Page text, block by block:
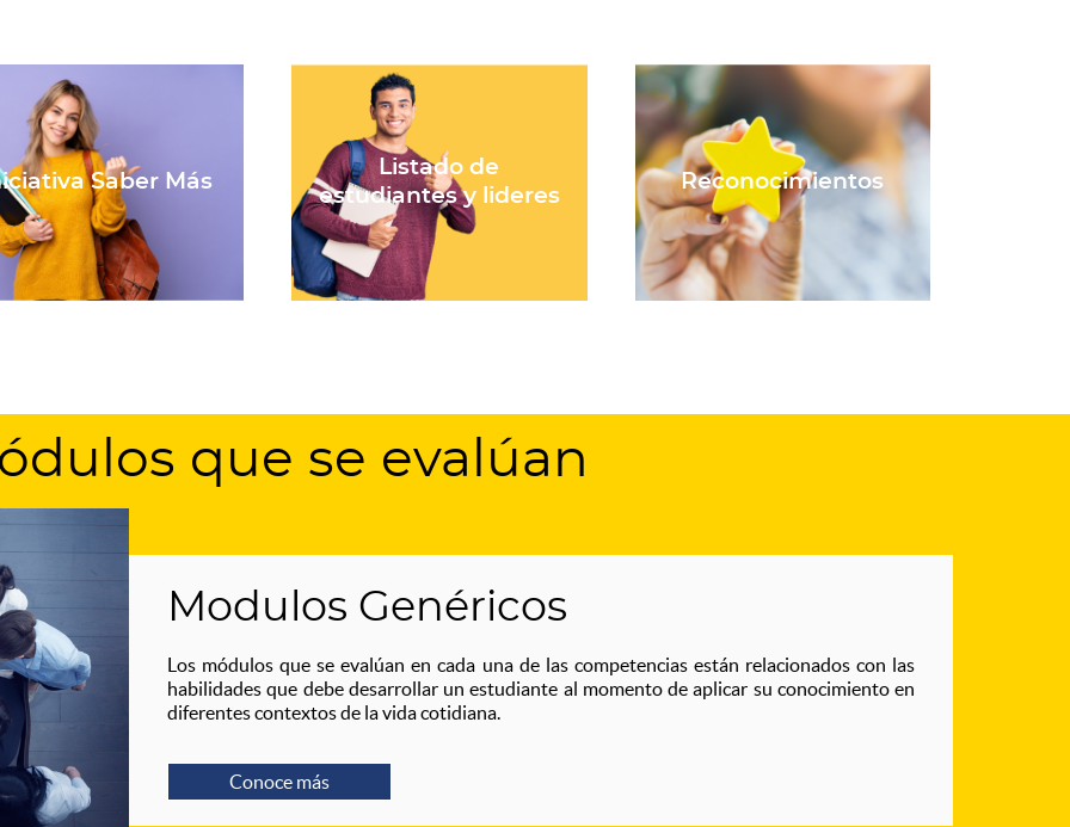
Saber Más
Listado de
estudiantes y lideres
Reconocimientos
que se evalúan
Modulos Genéricos
Los módulos que se evalúan en cada una de las competencias están relacionados con las
habilidades que debe desarrollar un estudiante al momento de aplicar su conocimiento en
diferentes contextos de la vida cotidiana.
Conoce más